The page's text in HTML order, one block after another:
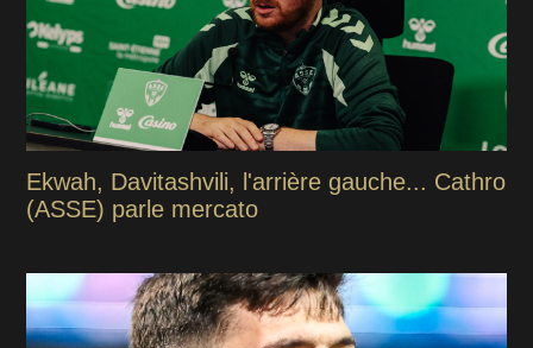
Ekwah, Davitashvili, l'arrière gauche... Cathro
(ASSE) parle mercato